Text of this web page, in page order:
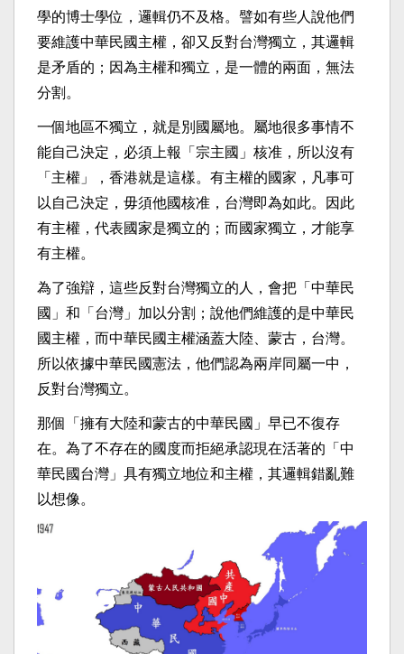
學的博士學位，邏輯仍不及格。譬如有些人說他們
要維護中華民國主權，卻又反對台灣獨立，其邏輯
是矛盾的；因為主權和獨立，是一體的兩面，無法
分割。
一個地區不獨立，就是別國屬地。屬地很多事情不
能自己決定，必須上報「宗主國」核准，所以沒有
「主權」，香港就是這樣。有主權的國家，凡事可
以自己決定，毋須他國核准，台灣即為如此。因此
有主權，代表國家是獨立的；而國家獨立，才能享
有主權。
為了強辯，這些反對台灣獨立的人，會把「中華民
國」和「台灣」加以分割；說他們維護的是中華民
國主權，而中華民國主權涵蓋大陸、蒙古，台灣。
所以依據中華民國憲法，他們認為兩岸同屬一中，
反對台灣獨立。
那個「擁有大陸和蒙古的中華民國」早已不復存
在。為了不存在的國度而拒絕承認現在活著的「中
華民國台灣」具有獨立地位和主權，其邏輯錯亂難
以想像。